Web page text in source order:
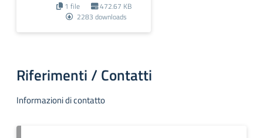
1 file
472.67 KB
2283 downloads
Riferimenti / Contatti
Informazioni di contatto